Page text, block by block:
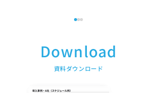
Download
​資料ダウンロード